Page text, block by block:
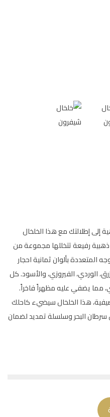
إلى إطلالتك مع هذا الخلخال
رفيعة تتخللها مجموعة من
المتعددة بألوان ثمانية احجار
الوردي، الفيروزي، والأسود. كل
مما يضفي عليه مظهراً فاخراً.
هذا الخلخال سيضيء كاحلك
البحر وسلسلة تمديد لضمان